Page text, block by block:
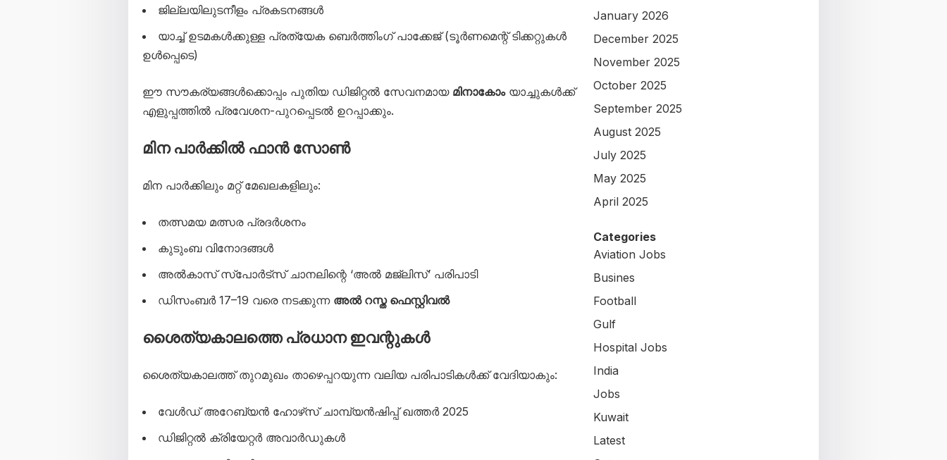
ജില്ലയിലുടനീളം പ്രകടനങ്ങൾ
യാച്ച് ഉടമകൾക്കുള്ള പ്രത്യേക ബെർത്തിംഗ് പാക്കേജ് (ടൂർണമെന്റ് ടിക്കറ്റുകൾ
ഉൾപ്പെടെ)
ഈ സൗകര്യങ്ങൾക്കൊപ്പം പുതിയ ഡിജിറ്റൽ സേവനമായ മിനാകോംയാച്ചുകൾക്ക്
എളുപ്പത്തിൽ പ്രവേശന-പുറപ്പെടൽ ഉറപ്പാക്കും.
മിന പാർക്കിൽ ഫാൻ സോൺ
മിന പാർക്കിലും മറ്റ് മേഖലകളിലും:
തത്സമയ മത്സര പ്രദർശനം
കുടുംബ വിനോദങ്ങൾ
അൽകാസ് സ്പോർട്‌സ് ചാനലിന്റെ ‘അൽ മജ്‌ലിസ്’ പരിപാടി
ഡിസംബർ 17–19 വരെ നടക്കുന്ന അൽ റസ്ത ഫെസ്റ്റിവൽ
ശൈത്യകാലത്തെ പ്രധാന ഇവന്റുകൾ
ശൈത്യകാലത്ത് തുറമുഖം താഴെപ്പറയുന്ന വലിയ പരിപാടികൾക്ക് വേദിയാകും:
വേൾഡ് അറേബ്യൻ ഹോഴ്‌സ് ചാമ്പ്യൻഷിപ്പ് ഖത്തർ 2025
ഡിജിറ്റൽ ക്രിയേറ്റർ അവാർഡുകൾ
January 2026
December 2025
November 2025
October 2025
September 2025
August 2025
July 2025
May 2025
April 2025
Categories
Aviation Jobs
Busines
Football
Gulf
Hospital Jobs
India
Jobs
Kuwait
Latest